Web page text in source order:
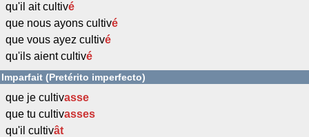
qu'il ait cultivé
que nous ayons cultivé
que vous ayez cultivé
qu'ils aient cultivé
Imparfait (Pretérito imperfecto)
que je cultivasse
que tu cultivasses
qu'il cultivât